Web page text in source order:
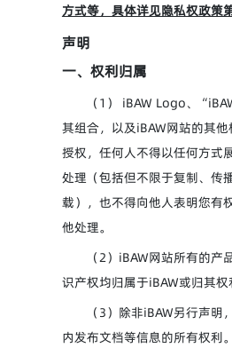
方式等，具体详见隐私权政策
声明
一、权利归属
（1） iBAW Logo、
其组合，以及iBAW网站的其
授权，任何人不得以任何方式
处理（包括但不限于复制、传
载），也不得向他人表明您有
他处理。
（2）iBAW网站所有的产
识产权均归属于iBAW或归其权
（3）除非iBAW另行声明
内发布文档等信息的所有权利